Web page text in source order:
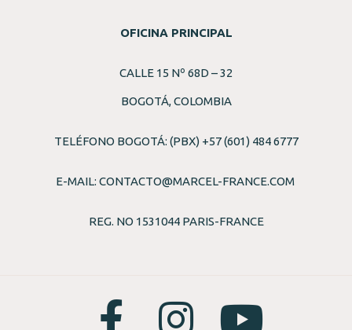
OFICINA PRINCIPAL
CALLE 15 Nº 68D – 32
BOGOTÁ, COLOMBIA
TELÉFONO BOGOTÁ: (PBX) +57 (601) 484 6777
E-MAIL: CONTACTO@MARCEL-FRANCE.COM
REG. NO 1531044 PARIS-FRANCE